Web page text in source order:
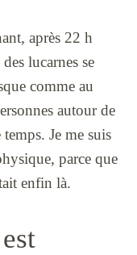
après 22 h
lucarnes se
comme au
autour de
Je me suis
parce que
enfin là.